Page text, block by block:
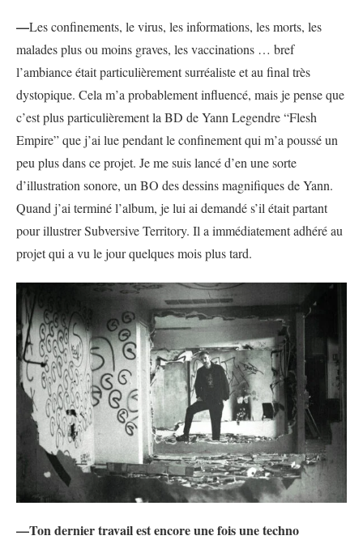
—Les confinements, le virus, les informations, les morts, les
malades plus ou moins graves, les vaccinations … bref
l’ambiance était particulièrement surréaliste et au final très
dystopique. Cela m’a probablement influencé, mais je pense que
c’est plus particulièrement la BD de Yann Legendre “Flesh
Empire” que j’ai lue pendant le confinement qui m’a poussé un
peu plus dans ce projet. Je me suis lancé d’en une sorte
d’illustration sonore, un BO des dessins magnifiques de Yann.
Quand j’ai terminé l’album, je lui ai demandé s’il était partant
pour illustrer Subversive Territory. Il a immédiatement adhéré au
projet qui a vu le jour quelques mois plus tard.
—Ton dernier travail est encore une fois une techno